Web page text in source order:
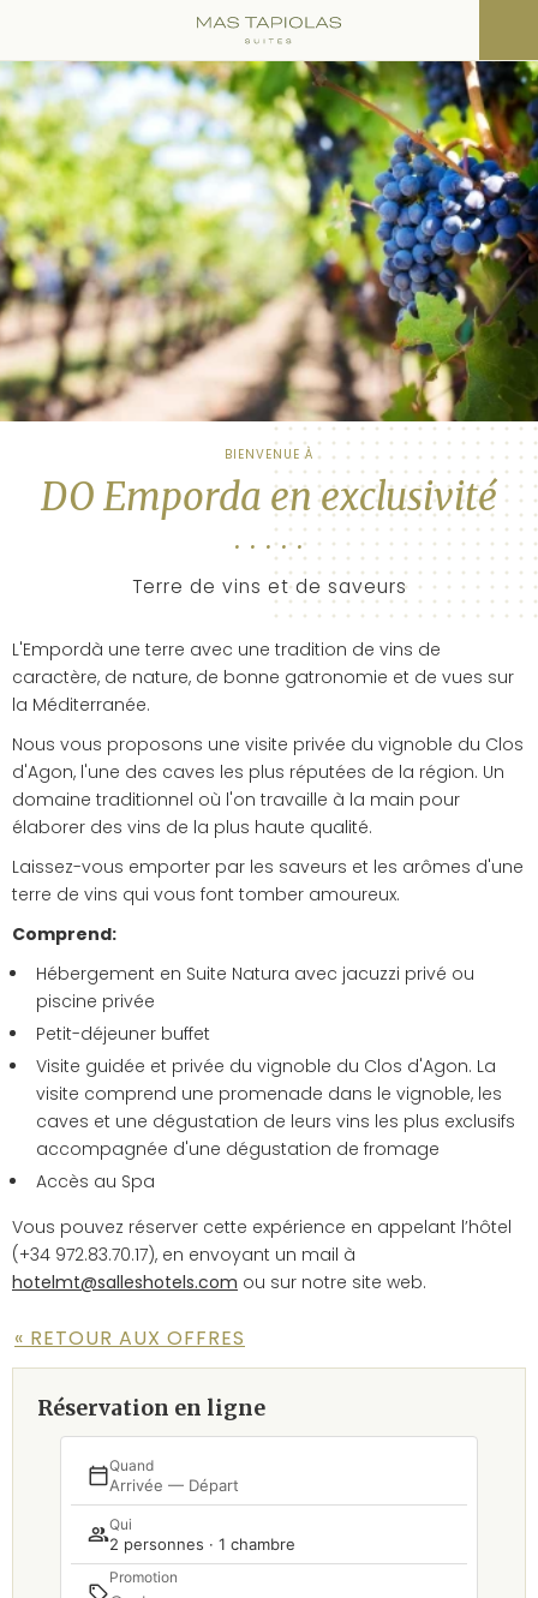
BIENVENUE À
DO Emporda en exclusivité
Terre de vins et de saveurs
L'Empordà une terre avec une tradition de vins de
caractère, de nature, de bonne gatronomie et de vues sur
la Méditerranée.
Nous vous proposons une visite privée du vignoble du Clos
d'Agon, l'une des caves les plus réputées de la région. Un
domaine traditionnel où l'on travaille à la main pour
élaborer des vins de la plus haute qualité.
Laissez-vous emporter par les saveurs et les arômes d'une
terre de vins qui vous font tomber amoureux.
Comprend:
Hébergement en Suite Natura avec jacuzzi privé ou
piscine privée
Petit-déjeuner buffet
Visite guidée et privée du vignoble du Clos d'Agon. La
visite comprend une promenade dans le vignoble, les
caves et une dégustation de leurs vins les plus exclusifs
accompagnée d'une dégustation de fromage
Accès au Spa
Vous pouvez réserver cette expérience en appelant l’hôtel
(+34 972.83.70.17), en envoyant un mail à
hotelmt@salleshotels.com ou sur notre site web.
« RETOUR AUX OFFRES
Réservation en ligne
Quand
Arrivée — Départ
Qui
2 personnes · 1 chambre
Promotion